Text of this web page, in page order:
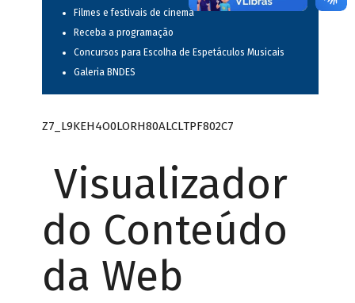
Filmes e festivais de cinema
Receba a programação
Concursos para Escolha de Espetáculos Musicais
Galeria BNDES
Z7_L9KEH4O0LORH80ALCLTPF802C7
Visualizador
do Conteúdo
da Web